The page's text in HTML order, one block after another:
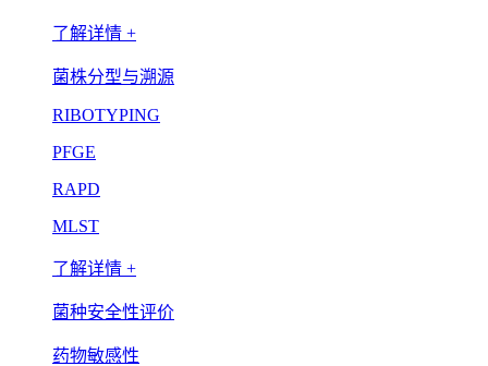
了解详情 +
菌株分型与溯源
RIBOTYPING
PFGE
RAPD
MLST
了解详情 +
菌种安全性评价
药物敏感性